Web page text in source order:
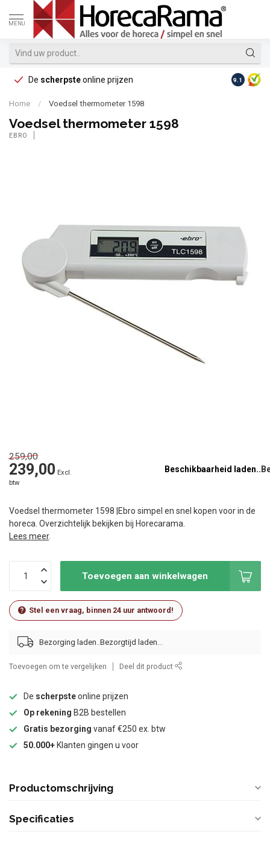
MENU
De scherpsteonline prijzen Op
9.1
Home / Voedsel thermometer 1598
Voedsel thermometer 1598
EBRO
259,00
239,00 Excl.
btw
Beschikbaarheid laden..
Voedsel thermometer 1598 |Ebro simpel en snel kopen voor in de
horeca. Overzichtelijk bekijken bij Horecarama.
Lees meer.
Toevoegen aan winkelwagen
Stel een vraag, binnen 24 uur antwoord!
Bezorging laden..
Toevoegen om te vergelijken Deel dit product
De scherpsteonline prijzen
Op rekening B2B bestellen
Gratis bezorging vanaf €250 ex. btw
50.000+ Klanten gingen u voor
Productomschrijving
Specificaties